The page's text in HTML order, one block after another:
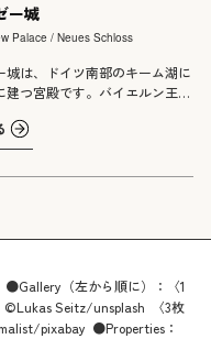
華な「トルコの間」が設けら
ふれる装飾が大きな特徴とな
ヴィヒ2世は、この建物を高
ための私的な隠れ家として利用
ー城
Palace / Neues Schloss
城は、ドイツ南部のキーム湖に
建つ宮殿です。バイエルン王ル
た。フランス王ルイ14世への
れた宮殿で、フランスのヴェ
想と美意識を今に伝えていま
（左から順に）：〈1
©Lukas Seitz/unsplash 〈3枚
pixabay ●Properties：